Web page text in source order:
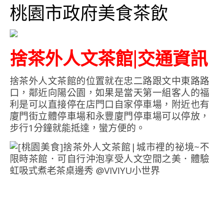
桃園市政府美食茶飲
捨茶外人文茶館|交通資訊
捨茶外人文茶館的位置就在忠二路跟文中東路路
口，鄰近向陽公園，如果是當天第一組客人的福
利是可以直接停在店門口自家停車場，附近也有
廈門街立體停車場和永豐廈門停車場可以停放，
步行1分鐘就能抵達，蠻方便的。